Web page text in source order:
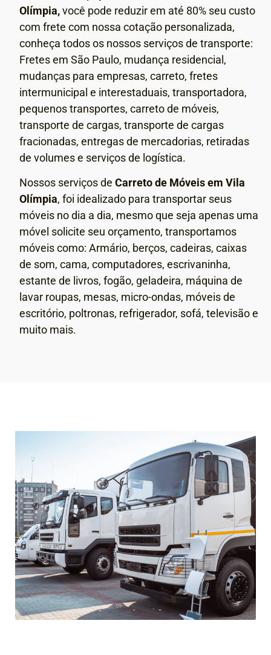
Olímpia,você pode reduzir em até 80% seu custo
com frete com nossa cotação personalizada,
conheça todos os nossos serviços de transporte:
Fretes em São Paulo, mudança residencial,
mudanças para empresas, carreto, fretes
intermunicipal e interestaduais, transportadora,
pequenos transportes, carreto de móveis,
transporte de cargas, transporte de cargas
fracionadas, entregas de mercadorias, retiradas
de volumes e serviços de logística.
Nossos serviços de Carreto de Móveis em Vila
Olímpia, foi idealizado para transportar seus
móveis no dia a dia, mesmo que seja apenas uma
móvel solicite seu orçamento, transportamos
móveis como: Armário, berços, cadeiras, caixas
de som, cama, computadores, escrivaninha,
estante de livros, fogão, geladeira, máquina de
lavar roupas, mesas, micro-ondas, móveis de
escritório, poltronas, refrigerador, sofá, televisão e
muito mais.